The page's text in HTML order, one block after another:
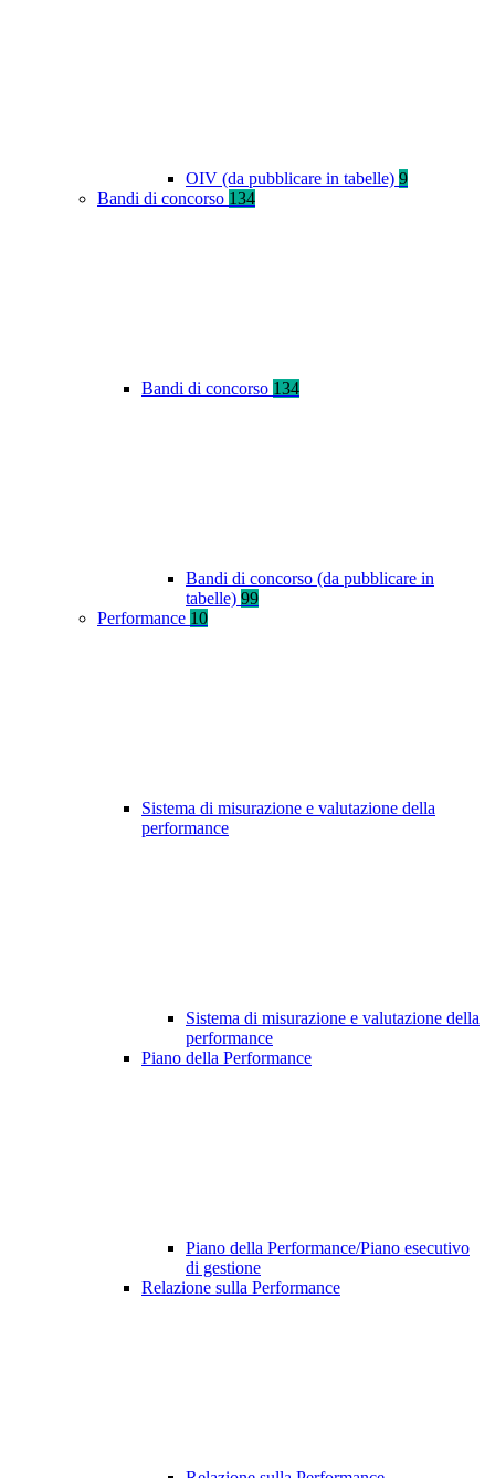
OIV (da pubblicare in tabelle) 9
Bandi di concorso 134
Bandi di concorso 134
Bandi di concorso (da pubblicare in
tabelle) 99
Performance 10
Sistema di misurazione e valutazione della
performance
Sistema di misurazione e valutazione della
performance
Piano della Performance
Piano della Performance/Piano esecutivo
di gestione
Relazione sulla Performance